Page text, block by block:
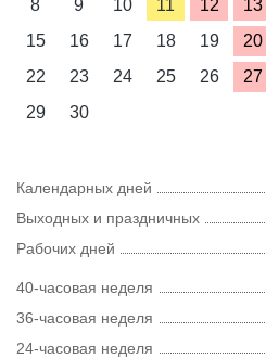
8
9 10 11 12 13
15
16 17 18 19 20
22
23 24 25 26 27
29
30
Календарных дней
Выходных и праздничных
Рабочих дней
40-часовая неделя
36-часовая неделя
24-часовая неделя